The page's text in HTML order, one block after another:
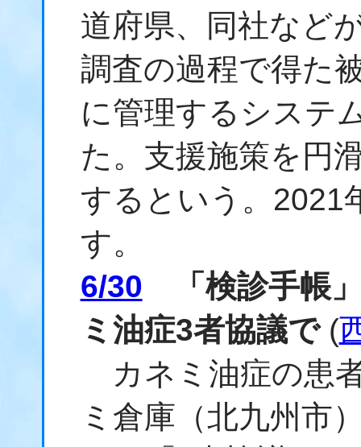
道府県、同社など
調査の過程で得た
に管理するシステ
た。支援施策を円
するという。2021
す。
6/30 「検診手帳
ミ油症3者協議で(
カネミ油症の患
ミ倉庫（北九州市